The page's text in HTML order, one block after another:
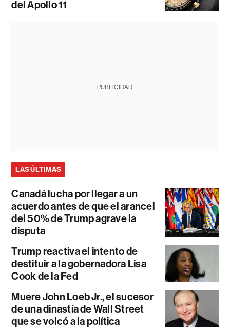
del Apollo 11
PUBLICIDAD
LAS ÚLTIMAS
Canadá lucha por llegar a un
acuerdo antes de que el arancel
del 50% de Trump agrave la
disputa
Trump reactiva el intento de
destituir a la gobernadora Lisa
Cook de la Fed
Muere John Loeb Jr., el sucesor
de una dinastía de Wall Street
que se volcó a la política